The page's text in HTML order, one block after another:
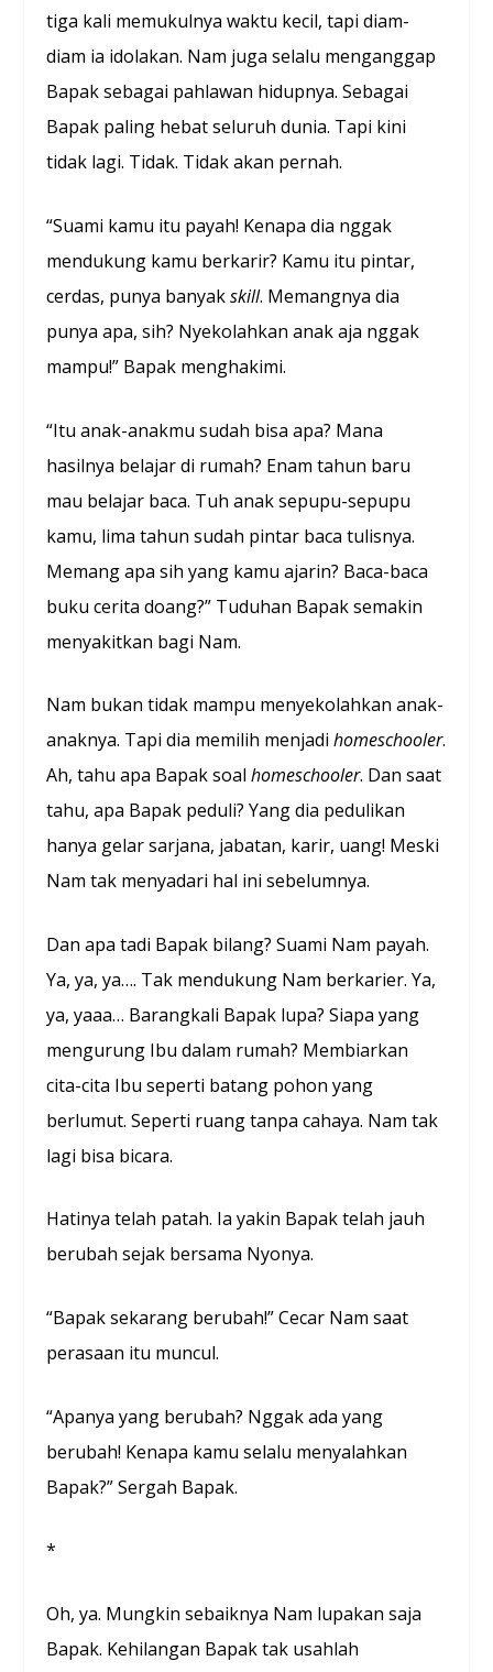
tiga kali memukulnya waktu kecil, tapi diam-
diam ia idolakan. Nam juga selalu menganggap
Bapak sebagai pahlawan hidupnya. Sebagai
Bapak paling hebat seluruh dunia. Tapi kini
tidak lagi. Tidak. Tidak akan pernah.
“Suami kamu itu payah! Kenapa dia nggak
mendukung kamu berkarir? Kamu itu pintar,
cerdas, punya banyakskill. Memangnya dia
punya apa, sih? Nyekolahkan anak aja nggak
mampu!” Bapak menghakimi.
“Itu anak-anakmu sudah bisa apa? Mana
hasilnya belajar di rumah? Enam tahun baru
mau belajar baca. Tuh anak sepupu-sepupu
kamu, lima tahun sudah pintar baca tulisnya.
Memang apa sih yang kamu ajarin? Baca-baca
buku cerita doang?” Tuduhan Bapak semakin
menyakitkan bagi Nam.
Nam bukan tidak mampu menyekolahkan anak-
anaknya. Tapi dia memilih menjadihomeschooler.
Ah, tahu apa Bapak soalhomeschooler. Dan saat
tahu, apa Bapak peduli? Yang dia pedulikan
hanya gelar sarjana, jabatan, karir, uang! Meski
Nam tak menyadari hal ini sebelumnya.
Dan apa tadi Bapak bilang? Suami Nam payah.
Ya, ya, ya…. Tak mendukung Nam berkarier. Ya,
ya, yaaa… Barangkali Bapak lupa? Siapa yang
mengurung Ibu dalam rumah? Membiarkan
cita-cita Ibu seperti batang pohon yang
berlumut. Seperti ruang tanpa cahaya. Nam tak
lagi bisa bicara.
Hatinya telah patah. Ia yakin Bapak telah jauh
berubah sejak bersama Nyonya.
“Bapak sekarang berubah!” Cecar Nam saat
perasaan itu muncul.
“Apanya yang berubah? Nggak ada yang
berubah! Kenapa kamu selalu menyalahkan
Bapak?” Sergah Bapak.
*
Oh, ya. Mungkin sebaiknya Nam lupakan saja
Bapak. Kehilangan Bapak tak usahlah